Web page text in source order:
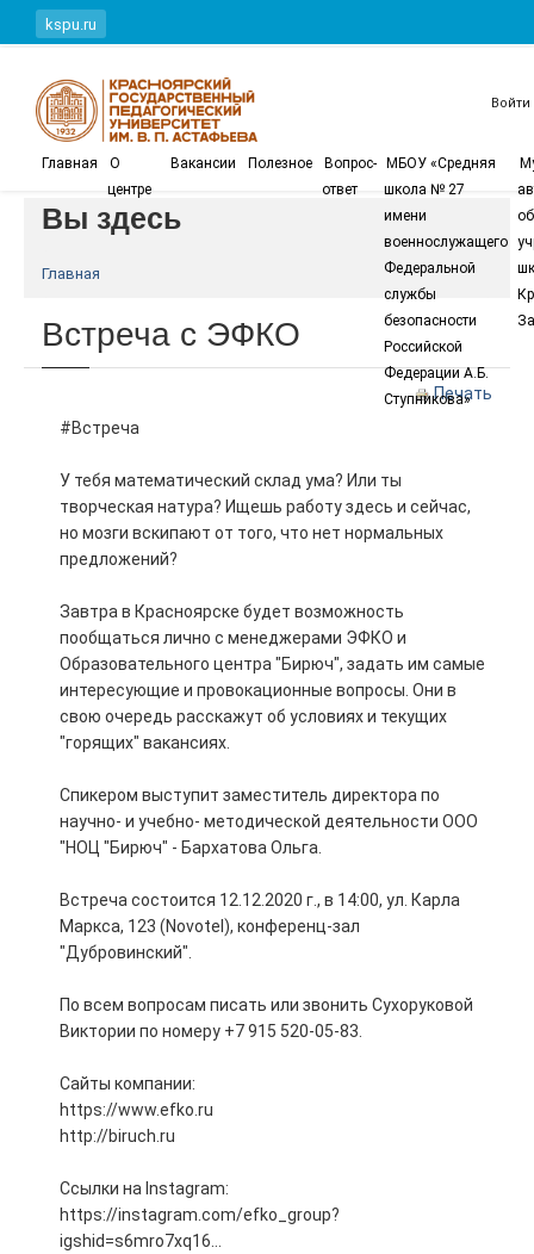
Перейти к основному содержанию
kspu.ru
Войти
Главная
О
центре
Вакансии Полезное
Вопрос-
ответ
МБОУ «Средняя
школа № 27
имени
военнослужащего
Федеральной
службы
безопасности
Российской
Федерации А.Б.
Ступникова»
Вы здесь
Главная
Встреча с ЭФКО
Печать
#Встреча
У тебя математический склад ума? Или ты
творческая натура? Ищешь работу здесь и сейчас,
но мозги вскипают от того, что нет нормальных
предложений?
Завтра в Красноярске будет возможность
пообщаться лично с менеджерами ЭФКО и
Образовательного центра "Бирюч", задать им самые
интересующие и провокационные вопросы. Они в
свою очередь расскажут об условиях и текущих
"горящих" вакансиях.
Спикером выступит заместитель директора по
научно- и учебно- методической деятельности ООО
"НОЦ "Бирюч" - Бархатова Ольга.
Встреча состоится 12.12.2020 г., в 14:00, ул. Карла
Маркса, 123 (Novotel), конференц-зал
"Дубровинский".
По всем вопросам писать или звонить Сухоруковой
Виктории по номеру +7 915 520-05-83.
Сайты компании:
https://www.efko.ru
http://biruch.ru
Ссылки на Instagram:
https://instagram.com/efko_group?
igshid=s6mro7xq16…